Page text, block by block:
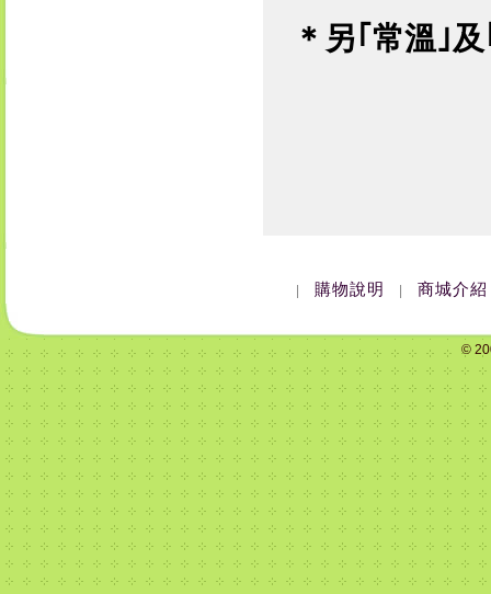
＊ 另｢ 常溫｣及
購物說明 商城介紹
©